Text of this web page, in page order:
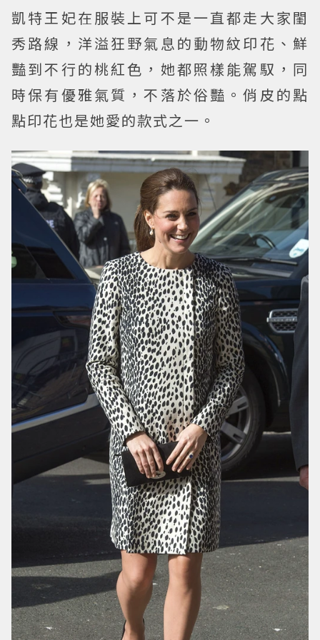
凱特王妃在服裝上可不是一直都走大家閨
秀路線，洋溢狂野氣息的動物紋印花、鮮
豔到不行的桃紅色，她都照樣能駕馭，同
時保有優雅氣質，不落於俗豔。俏皮的點
點印花也是她愛的款式之一。